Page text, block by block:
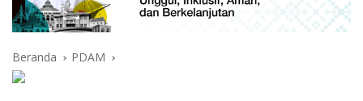
Beranda PDAM